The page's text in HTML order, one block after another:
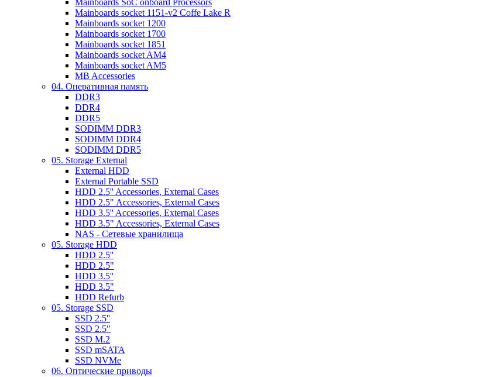
Mainboards SoC onboard Processors
Mainboards socket 1151-v2 Coffe Lake R
Mainboards socket 1200
Mainboards socket 1700
Mainboards socket 1851
Mainboards socket AM4
Mainboards socket AM5
MB Accessories
04. Оперативная память
DDR3
DDR4
DDR5
SODIMM DDR3
SODIMM DDR4
SODIMM DDR5
05. Storage External
External HDD
External Portable SSD
HDD 2.5'' Accessories, External Cases
HDD 2.5" Accessories, External Cases
HDD 3.5'' Accessories, External Cases
HDD 3.5" Accessories, External Cases
NAS - Сетевые хранилища
05. Storage HDD
HDD 2.5''
HDD 2.5"
HDD 3.5''
HDD 3.5"
HDD Refurb
05. Storage SSD
SSD 2.5''
SSD 2.5"
SSD M.2
SSD mSATA
SSD NVMe
06. Оптические приводы